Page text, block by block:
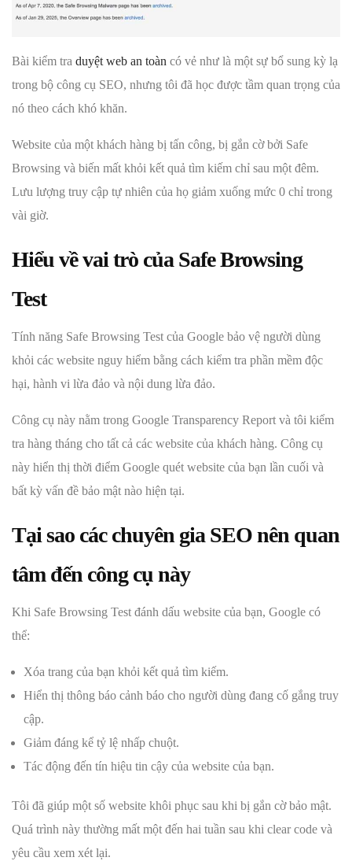
Bài kiểm tra duyệt web an toàn có vẻ như là một sự bổ sung kỳ lạ
trong bộ công cụ SEO, nhưng tôi đã học được tầm quan trọng của
nó theo cách khó khăn.
Website của một khách hàng bị tấn công, bị gắn cờ bởi Safe
Browsing và biến mất khỏi kết quả tìm kiếm chỉ sau một đêm.
Lưu lượng truy cập tự nhiên của họ giảm xuống mức 0 chỉ trong
vài giờ.
Hiểu về vai trò của Safe Browsing
Test
Tính năng Safe Browsing Test của Google bảo vệ người dùng
khỏi các website nguy hiểm bằng cách kiểm tra phần mềm độc
hại, hành vi lừa đảo và nội dung lừa đảo.
Công cụ này nằm trong Google Transparency Report và tôi kiểm
tra hàng tháng cho tất cả các website của khách hàng. Công cụ
này hiển thị thời điểm Google quét website của bạn lần cuối và
bất kỳ vấn đề bảo mật nào hiện tại.
Tại sao các chuyên gia SEO nên quan
tâm đến công cụ này
Khi Safe Browsing Test đánh dấu website của bạn, Google có
thể:
Xóa trang của bạn khỏi kết quả tìm kiếm.
Hiển thị thông báo cảnh báo cho người dùng đang cố gắng truy
cập.
Giảm đáng kể tỷ lệ nhấp chuột.
Tác động đến tín hiệu tin cậy của website của bạn.
Tôi đã giúp một số website khôi phục sau khi bị gắn cờ bảo mật.
Quá trình này thường mất một đến hai tuần sau khi clear code và
yêu cầu xem xét lại.